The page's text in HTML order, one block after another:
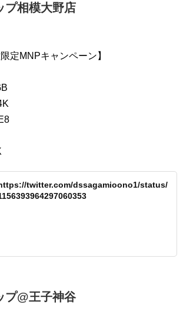
プ相模大野店
定MNPキャンペーン】
twitter.com/dssagamioono1/status/
プ@王子神谷